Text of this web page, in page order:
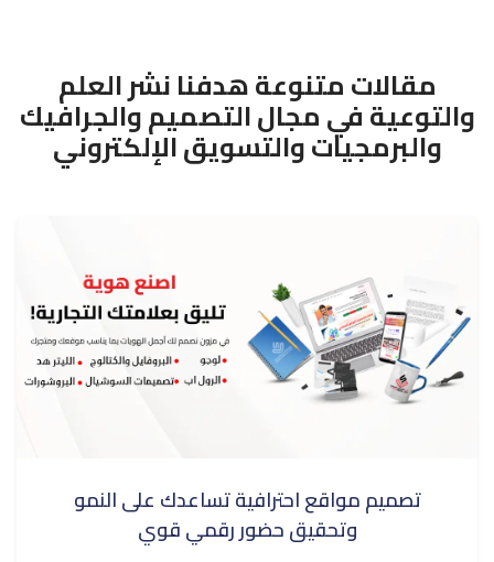
مقالات متنوعة هدفنا نشر العلم
والتوعية في مجال التصميم والجرافيك
والبرمجيات والتسويق الإلكتروني
تصميم مواقع احترافية تساعدك على النمو
وتحقيق حضور رقمي قوي